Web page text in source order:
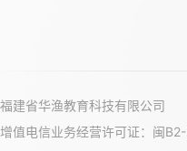
福建省华渔教育科技有限公司
增值电信业务经营许可证：闽